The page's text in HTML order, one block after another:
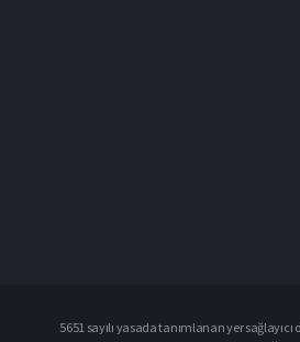
5651 sayılı yasada tanımlanan yer